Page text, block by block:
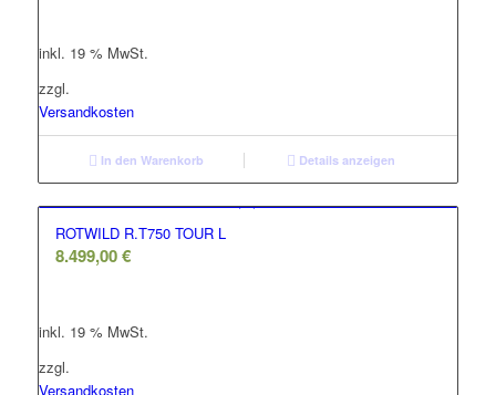
6.299,00 €
inkl. 19 % MwSt.
zzgl.
Versandkosten
In den Warenkorb Details anzeigen
ROTWILD R.T750 TOUR L
8.499,00€
inkl. 19 % MwSt.
zzgl.
Versandkosten